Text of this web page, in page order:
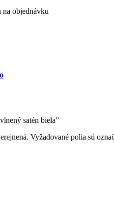
objednávku
satén biela”
Vyžadované polia sú